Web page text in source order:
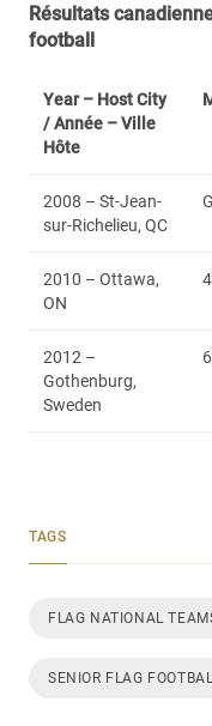
Résultats
football
Year – Host City
/ Année – Ville
Hôte
2008 – St-Jean-
sur-Richelieu, QC
2010 – Ottawa,
ON
4
2012 –
Gothenburg,
Sweden
6
TAGS
FLAG NATIONAL
SENIOR FLAG